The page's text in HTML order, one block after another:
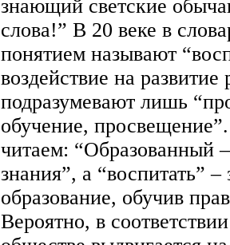
знающий светские
слова!” В 20 веке в
понятием называют
воздействие на
подразумевают лишь
обучение,
читаем: “Образованный
знания”, а “воспитать”
образование, обучив
Вероятно, в